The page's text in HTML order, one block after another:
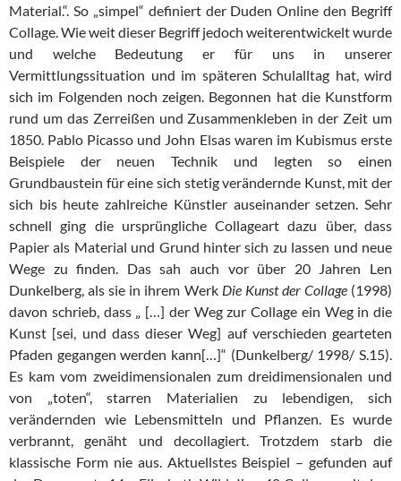
Material.“. So „simpel“ definiert der Duden Online den Begriff
Collage. Wie weit dieser Begriff jedoch weiterentwickelt wurde
und welche Bedeutung er für uns in unserer
Vermittlungssituation und im späteren Schulalltag hat, wird
sich im Folgenden noch zeigen. Begonnen hat die Kunstform
rund um das Zerreißen und Zusammenkleben in der Zeit um
1850. Pablo Picasso und John Elsas waren im Kubismus erste
Beispiele der neuen Technik und legten so einen
Grundbaustein für eine sich stetig verändernde Kunst, mit der
sich bis heute zahlreiche Künstler auseinander setzen. Sehr
schnell ging die ursprüngliche Collageart dazu über, dass
Papier als Material und Grund hinter sich zu lassen und neue
Wege zu finden. Das sah auch vor über 20 Jahren Len
Dunkelberg, als sie in ihrem Werk Die Kunst der Collage(1998)
davon schrieb, dass „ […] der Weg zur Collage ein Weg in die
Kunst [sei, und dass dieser Weg] auf verschieden gearteten
Pfaden gegangen werden kann[…]“ (Dunkelberg/ 1998/ S.15).
Es kam vom zweidimensionalen zum dreidimensionalen und
von „toten“, starren Materialien zu lebendigen, sich
verändernden wie Lebensmitteln und Pflanzen. Es wurde
verbrannt, genäht und decollagiert. Trotzdem starb die
klassische Form nie aus. Aktuellstes Beispiel – gefunden auf